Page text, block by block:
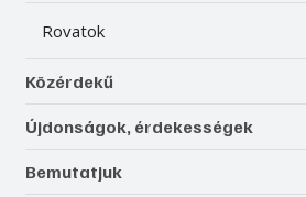
Rovatok
Közérdekű
Újdonságok, érdekességek
Bemutatjuk